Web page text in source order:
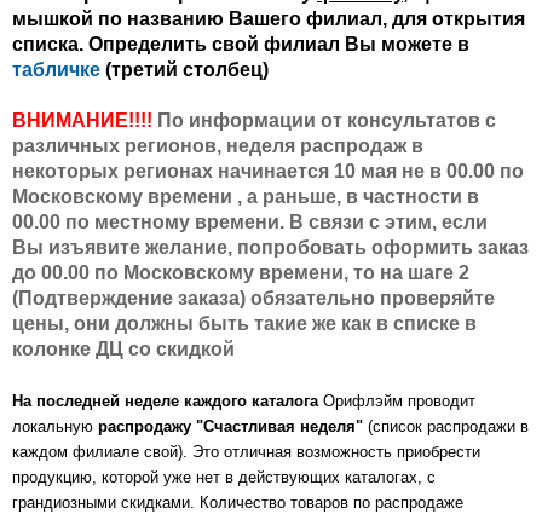
мышкой по названию Вашего филиал, для открытия
списка. Определить свой филиал Вы можете в
табличке (третий столбец)
ВНИМАНИЕ!!!! По информации от консультатов с
различных регионов, неделя распродаж в
некоторых регионах начинается 10 мая не в 00.00 по
Московскому времени , а раньше, в частности в
00.00 по местному времени. В связи с этим, если
Вы изъявите желание, попробовать оформить заказ
до 00.00 по Московскому времени, то на шаге 2
(Подтверждение заказа) обязательно проверяйте
цены, они должны быть такие же как в списке в
колонке ДЦ со скидкой
На последней неделе каждого каталогаОрифлэйм проводит
локальную распродажу "Счастливая неделя" (список распродажи в
каждом филиале свой). Это отличная возможность приобрести
продукцию, которой уже нет в действующих каталогах, с
грандиозными скидками. Количество товаров по распродаже